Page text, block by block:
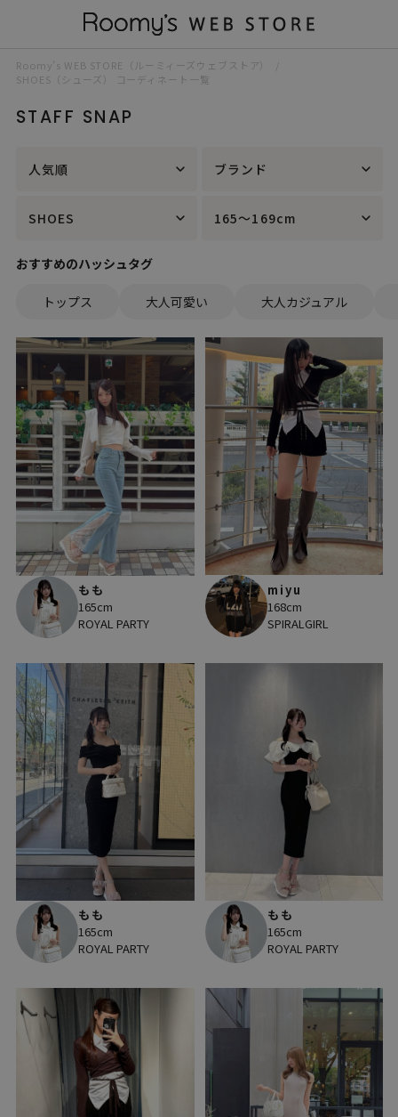
Roomy’s WEB STORE（ルーミィーズウェブストア）
SHOES（シューズ） コーディネート一覧
STAFF SNAP
人気順 ブランド
SHOES 165～169cm
おすすめのハッシュタグ
トップス 大人可愛い 大人カジュアル
もも
165cm
ROYAL PARTY
miyu
168cm
SPIRALGIRL
もも
165cm
ROYAL PARTY
もも
165cm
ROYAL PARTY